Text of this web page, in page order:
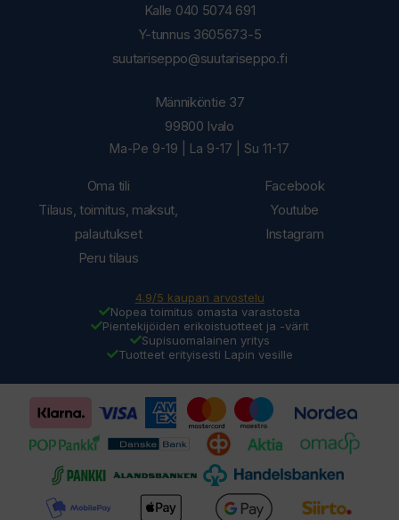
Kalle 040 5074 691
Y-tunnus 3605673-5
suutariseppo@suutariseppo.fi
Oma tili
Tilaus, toimitus, maksut,
palautukset
Peru tilaus
Männiköntie 37
99800 Ivalo
Ma-Pe 9-19 | La 9-17 | Su 11-17
Facebook
Youtube
Instagram
4.9/5 kaupan arvostelu
Nopea toimitus omasta varastosta
Pientekijöiden erikoistuotteet ja -värit
Supisuomalainen yritys
Tuotteet erityisesti Lapin vesille